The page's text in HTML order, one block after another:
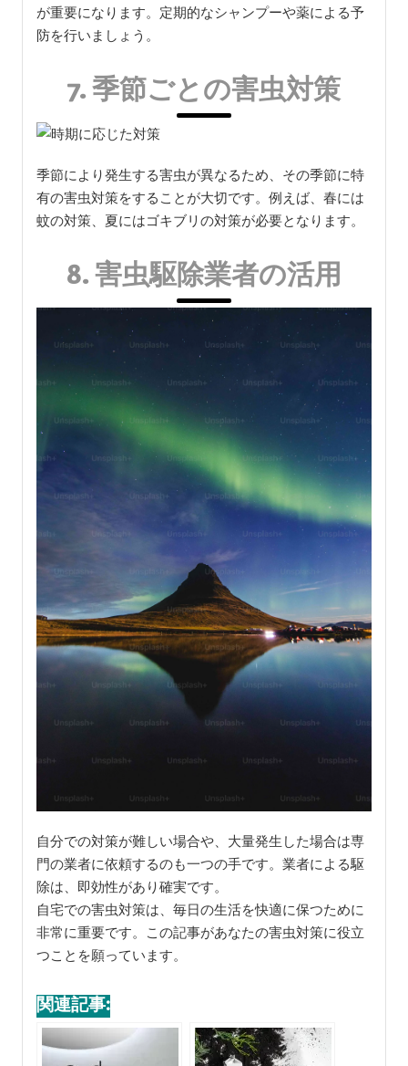
が重要になります。定期的なシャンプーや薬による予
防を行いましょう。
7. 季節ごとの害虫対策
季節により発生する害虫が異なるため、その季節に特
有の害虫対策をすることが大切です。例えば、春には
蚊の対策、夏にはゴキブリの対策が必要となります。
8. 害虫駆除業者の活用
自分での対策が難しい場合や、大量発生した場合は専
門の業者に依頼するのも一つの手です。業者による駆
除は、即効性があり確実です。
自宅での害虫対策は、毎日の生活を快適に保つために
非常に重要です。この記事があなたの害虫対策に役立
つことを願っています。
関連記事: